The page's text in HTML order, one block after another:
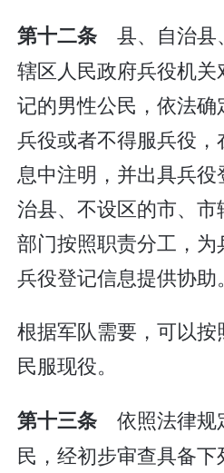
第十二条 县、自治县
辖区人民政府兵役机
记的男性公民，依法
兵役或者不得服兵役
息中注明，并出具兵
治县、不设区的市、
部门按照职责分工，
兵役登记信息提供协助。
根据军队需要，可以
民服现役。
第十三条 依照法律规
民，经初步审查具备